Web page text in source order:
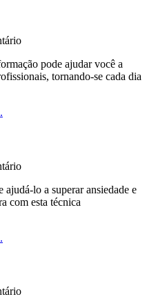
pode ajudar você a
tornando-se cada dia
ajudá-lo a superar ansiedade e
com esta técnica